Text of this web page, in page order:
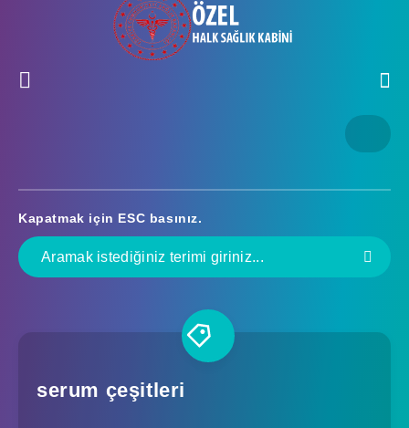
Kapatmak için ESC basınız.
serum çeşitleri